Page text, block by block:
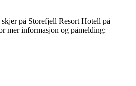
på Storefjell Resort Hotell på
mer informasjon og påmelding: